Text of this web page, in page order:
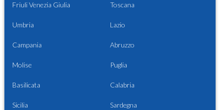
Friuli Venezia Giulia Toscana
Umbria Lazio
Campania Abruzzo
Molise Puglia
Basilicata Calabria
Sicilia Sardegna